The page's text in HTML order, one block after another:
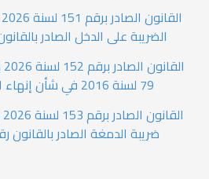
الضريبة على الدخل الصادر بالقانون رقم 91
79 لسنة 2016 في شأن إنهاء المنازعات الضريبية
ضريبة الدمغة الصادر بالقانون رقم 111 لسنة